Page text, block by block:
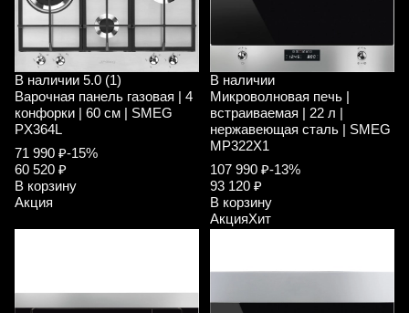
В наличии 5.0 (1)
Варочная панель газовая | 4
конфорки | 60 см | SMEG
PX364L
71 990 ₽-15%
60 520 ₽
В корзину
Акция
В наличии
Микроволновая печь |
встраиваемая | 22 л |
нержавеющая сталь | SMEG
MP322X1
107 990 ₽-13%
93 120 ₽
В корзину
АкцияХит